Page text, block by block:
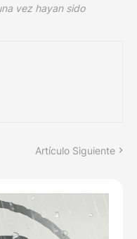
vez hayan sido
Artículo Siguiente